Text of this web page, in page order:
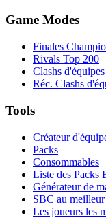
Game Modes
Finales
Rivals Top 200
Clashs
Réc. Clashs
Tools
Créateur
Packs
Consommables
Liste des Packs
Générateur de
SBC au
Les joueurs les